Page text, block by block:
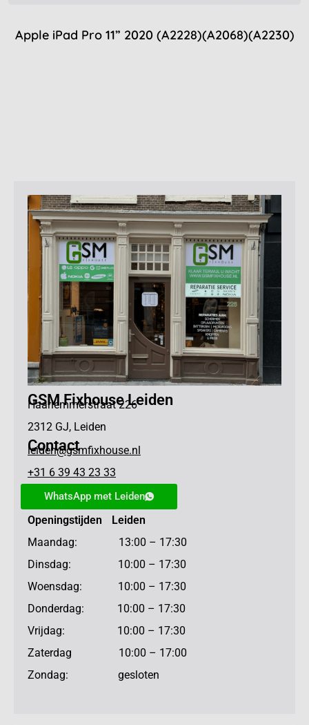
Apple iPad Pro 11” 2020 (A2228)(A2068)(A2230)
GSM Fixhouse Leiden
Haarlemmerstraat 226
2312 GJ, Leiden
Contact
leiden@gsmfixhouse.nl
+31 6 39 43 23 33
WhatsApp met Leiden
Openingstijden Leiden
Maandag: 13:00 – 17:30
Dinsdag: 10:00 – 17:30
Woensdag: 10:00 – 17:30
Donderdag: 10:00 – 17:30
Vrijdag: 10:00 – 17:30
Zaterdag 10:00 – 17:00
Zondag: gesloten